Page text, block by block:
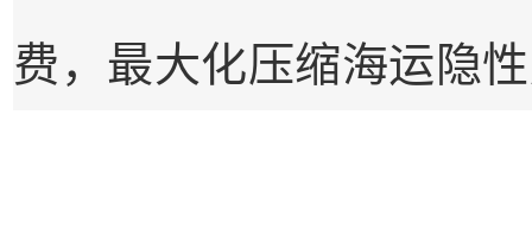
费，最大化压缩海运隐